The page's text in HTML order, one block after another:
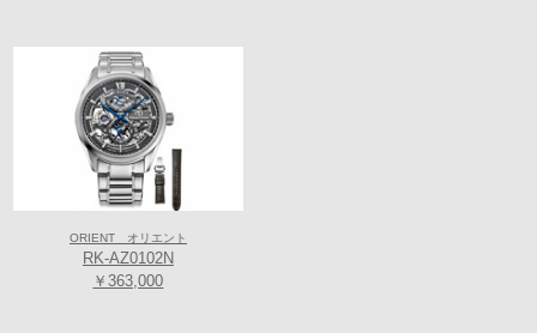
ORIENT オリエント
RK-AZ0102N
￥363,000